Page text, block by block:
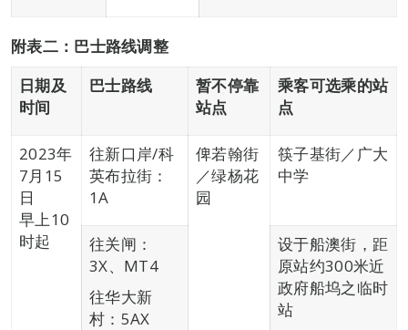
附表二： 巴士路线调整
日期及
时间
巴士路线
暂不停靠
站点
乘客可选乘的站
点
2023年
7月15
日
早上10
时起
往新口岸/科
英布拉街：
1A
俾若翰街
／绿杨花
园
筷子基街／广大
中学
往关闸：
3X、MT4
往华大新
村：5AX
设于船澳街，距
原站约300米近
政府船坞之临时
站